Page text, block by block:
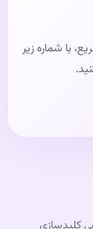
با شماره زیر